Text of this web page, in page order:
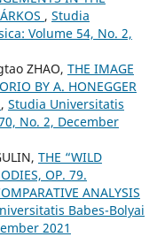
, Studia
Volume 54, No. 2,
ZHAO, THE IMAGE
BY A. HONEGGER
, Studia Universitatis
No. 2, December
THE “WILD
OP. 79.
ANALYSIS
Babes-Bolyai
2021